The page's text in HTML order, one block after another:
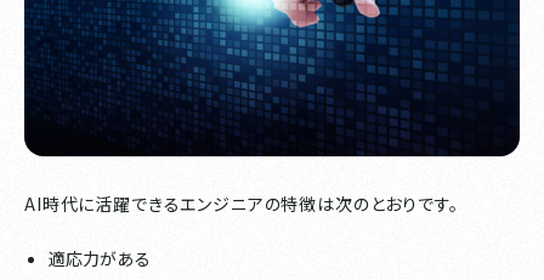
AI時代に活躍できるエンジニアの特徴は次のとおりです。
適応力がある